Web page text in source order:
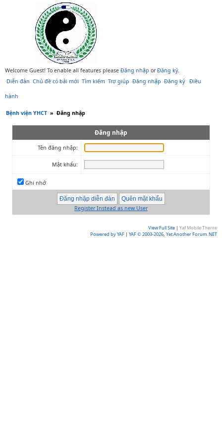
Welcome Guest! To enable all features please Đăng nhập orĐăng ký.
Diễn đàn Chủ đề có bài mới Tìm kiếm Trợ giúp Đăng nhập Đăng ký Điều
hành
Bệnh viện YHCT » Đăng nhập
Đăng nhập
Tên đăng nhập:
Mật khẩu:
Ghi nhớ
Register Instead as new User
View Full Site | Yaf Mobile Theme
Powered by YAF | YAF © 2003-2026, Yet Another Forum.NET